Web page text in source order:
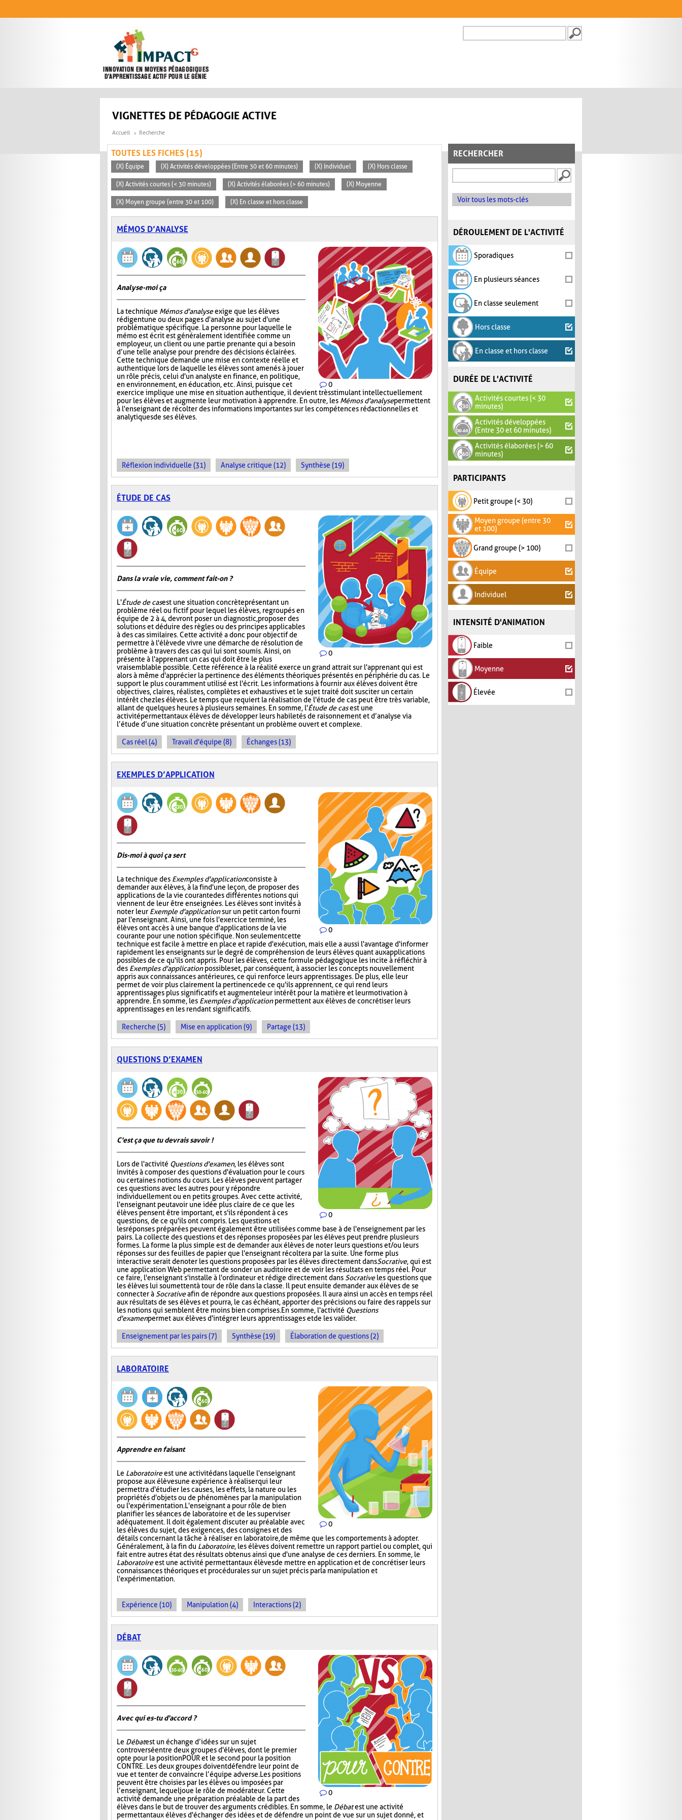
FORMULAIRE DE
VIGNETTES DE PÉDAGOGIE ACTIVE
Accueil Recherche
RECHERCHER
Voir tous les mots-clés
DÉROULEMENT DE L'ACTIVITÉ
Sporadiques
En plusieurs séances
En classe seulement
Hors classe
En classe et hors classe
DURÉE DE L'ACTIVITÉ
Activités courtes (< 30
minutes)
Activités développées
(Entre 30 et 60 minutes)
Activités élaborées (> 60
minutes)
PARTICIPANTS
Petit groupe (< 30)
Moyen groupe (entre 30
et 100)
Grand groupe (> 100)
Équipe
Individuel
INTENSITÉ D'ANIMATION
Faible
Moyenne
Élevée
TOUTES LES FICHES (15)
(X) Équipe (X) Activités développées (Entre 30 et 60 minutes) (X) Individuel (X) Hors classe
(X) Activités courtes (< 30 minutes) (X) Activités élaborées (> 60 minutes) (X) Moyenne
(X) Moyen groupe (entre 30 et 100) (X) En classe et hors classe
MÉMOS D’ANALYSE
0
Analyse-moi ça
La technique Mémos d'analyseexige que les élèves
rédigent une ou deux pages d'analyse au sujet d'une
problématique spécifique. La personne pour laquelle le
mémo est écrit est généralement identifiée comme un
employeur, un client ou une partie prenante qui a besoin
d’une telle analyse pour prendre des décisions éclairées.
Cette technique demande une mise en contexte réelle et
authentique lors de laquelle les élèves sont amenés à jouer
un rôle précis, celui d'un analyste en finance, en politique,
en environnement, en éducation, etc. Ainsi, puisque cet
exercice implique une mise en situation authentique, il devient très stimulant intellectuellement
pour les élèves et augmente leur motivation à apprendre. En outre, les Mémos d'analysepermettent
à l'enseignant de récolter des informations importantes sur les compétences rédactionnelles et
analytiques de ses élèves.
Réflexion individuelle (31) Analyse critique (12) Synthèse (19)
ÉTUDE DE CAS
0
Dans la vraie vie, comment fait-on ?
L'Étude de casest une situation concrète présentant un
problème réel ou fictif pour lequel les élèves, regroupés en
équipe de 2 à 4, devront poser un diagnostic, proposer des
solutions et déduire des règles ou des principes applicables
à des cas similaires. Cette activité a donc pour objectif de
permettre à l'élève de vivre une démarche de résolution de
problème à travers des cas qui lui sont soumis. Ainsi, on
présente à l'apprenant un cas qui doit être le plus
vraisemblable possible. Cette référence à la réalité exerce un grand attrait sur l'apprenant qui est
alors à même d'apprécier la pertinence des éléments théoriques présentés en périphérie du cas. Le
support le plus couramment utilisé est l'écrit. Les informations à fournir aux élèves doivent être
objectives, claires, réalistes, complètes et exhaustives et le sujet traité doit susciter un certain
intérêt chez les élèves. Le temps que requiert la réalisation de l'étude de cas peut être très variable,
allant de quelques heures à plusieurs semaines. En somme, l'Étude de casest une
activité permettant aux élèves de développer leurs habiletés de raisonnement et d’analyse via
l’étude d’une situation concrète présentant un problème ouvert et complexe.
Cas réel (4) Travail d'équipe (8) Échanges (13)
EXEMPLES D’APPLICATION
0
Dis-moi à quoi ça sert
La technique des Exemples d'applicationconsiste à
demander aux élèves, à la fin d'une leçon, de proposer des
applications de la vie courante des différentes notions qui
viennent de leur être enseignées. Les élèves sont invités à
noter leur Exemple d'applicationsur un petit carton fourni
par l'enseignant. Ainsi, une fois l'exercice terminé, les
élèves ont accès à une banque d'applications de la vie
courante pour une notion spécifique. Non seulement cette
technique est facile à mettre en place et rapide d'exécution, mais elle a aussi l'avantage d'informer
rapidement les enseignants sur le degré de compréhension de leurs élèves quant aux applications
possibles de ce qu'ils ont appris. Pour les élèves, cette formule pédagogique les incite à réfléchir à
des Exemples d'applicationpossibles et, par conséquent, à associer les concepts nouvellement
appris aux connaissances antérieures, ce qui renforce leurs apprentissages. De plus, elle leur
permet de voir plus clairement la pertinence de ce qu'ils apprennent, ce qui rend leurs
apprentissages plus significatifs et augmente leur intérêt pour la matière et leur motivation à
apprendre. En somme, les Exemples d'applicationpermettent aux élèves de concrétiser leurs
apprentissages en les rendant significatifs.
Recherche (5) Mise en application (9) Partage (13)
QUESTIONS D’EXAMEN
0
C'est ça que tu devrais savoir !
Lors de l'activité Questions d'examen, les élèves sont
invités à composer des questions d'évaluation pour le cours
ou certaines notions du cours. Les élèves peuvent partager
ces questions avec les autres pour y répondre
individuellement ou en petits groupes. Avec cette activité,
l'enseignant peut avoir une idée plus claire de ce que les
élèves pensent être important, et s'ils répondent à ces
questions, de ce qu'ils ont compris. Les questions et
les réponses préparées peuvent également être utilisées comme base à de l'enseignement par les
pairs. La collecte des questions et des réponses proposées par les élèves peut prendre plusieurs
formes. La forme la plus simple est de demander aux élèves de noter leurs questions et/ou leurs
réponses sur des feuilles de papier que l'enseignant récoltera par la suite. Une forme plus
interactive serait de noter les questions proposées par les élèves directement dansSocrative, qui est
une application Web permettant de sonder un auditoire et de voir les résultats en temps réel. Pour
ce faire, l'enseignant s'installe à l'ordinateur et rédige directement dansSocrativeles questions que
les élèves lui soumettent à tour de rôle dans la classe. Il peut ensuite demander aux élèves de se
connecter àSocrativeafin de répondre aux questions proposées. Il aura ainsi un accès en temps réel
aux résultats de ses élèves et pourra, le cas échéant, apporter des précisions ou faire des rappels sur
les notions qui semblent être moins bien comprises. En somme, l'activité Questions
d'examenpermet aux élèves d'intégrer leurs apprentissages et de les valider.
Enseignement par les pairs (7) Synthèse (19) Élaboration de questions (2)
LABORATOIRE
0
Apprendre en faisant
Le Laboratoireest une activité dans laquelle l'enseignant
propose aux élèves une expérience à réaliser qui leur
permettra d'étudier les causes, les effets, la nature ou les
propriétés d'objets ou de phénomènes par la manipulation
ou l'expérimentation. L'enseignant a pour rôle de bien
planifier les séances de laboratoire et de les superviser
adéquatement. Il doit également discuter au préalable avec
les élèves du sujet, des exigences, des consignes et des
détails concernant la tâche à réaliser en laboratoire, de même que les comportements à adopter.
Généralement, à la fin du Laboratoire, les élèves doivent remettre un rapport partiel ou complet, qui
fait entre autres état des résultats obtenus ainsi que d'une analyse de ces derniers. En somme, le
Laboratoireest une activité permettant aux élèves de mettre en application et de concrétiser leurs
connaissances théoriques et procédurales sur un sujet précis par la manipulation et
l'expérimentation.
Expérience (10) Manipulation (4) Interactions (2)
DÉBAT
0
Avec qui es-tu d'accord ?
Le Débatest un échange d’idées sur un sujet
controversé entre deux groupes d'élèves, dont le premier
opte pour la position POUR et le second pour la position
CONTRE. Les deux groupes doivent défendre leur point de
vue et tenter de convaincre l’équipe adverse. Les positions
peuvent être choisies par les élèves ou imposées par
l’enseignant, lequel joue le rôle de modérateur. Cette
activité demande une préparation préalable de la part des
élèves dans le but de trouver des arguments crédibles. En somme, le Débatest une activité
permettant aux élèves d'échanger des idées et de défendre un point de vue sur un sujet donné, et